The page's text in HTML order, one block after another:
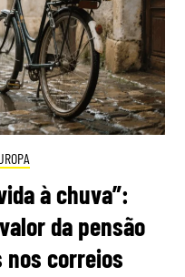
à chuva”:
da pensão
nos correios